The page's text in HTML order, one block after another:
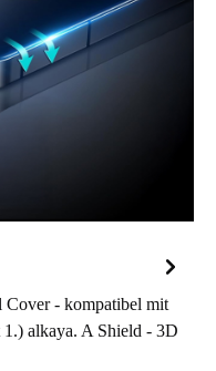
Cover - kompatibel mit
alkaya. A Shield - 3D